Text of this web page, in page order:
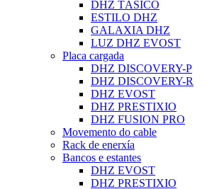
DHZ TÁSICO
ESTILO DHZ
GALAXIA DHZ
LUZ DHZ EVOST
Placa cargada
DHZ DISCOVERY-P
DHZ DISCOVERY-R
DHZ EVOST
DHZ PRESTIXIO
DHZ FUSION PRO
Movemento do cable
Rack de enerxía
Bancos e estantes
DHZ EVOST
DHZ PRESTIXIO